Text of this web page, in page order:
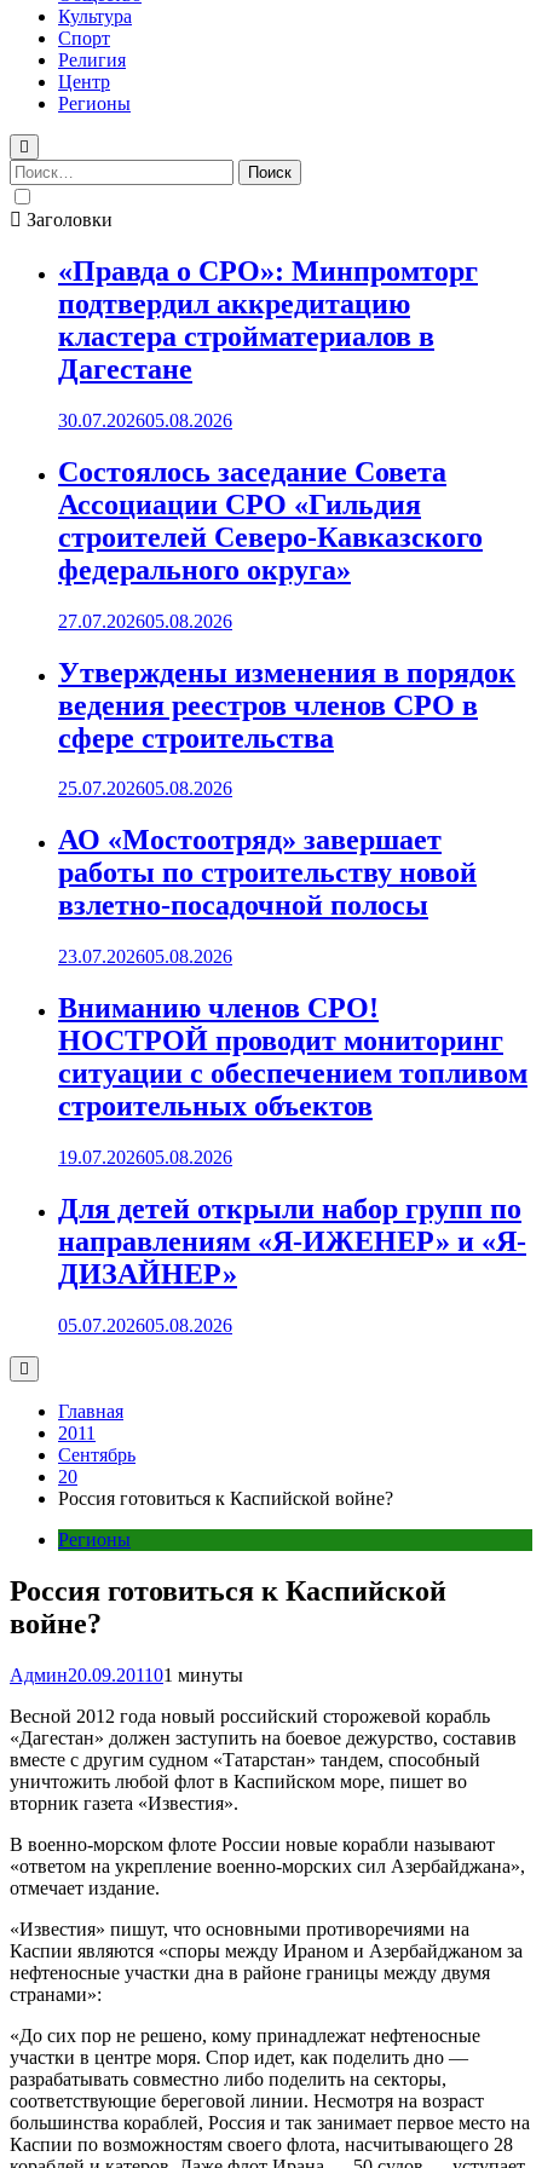
Культура
Спорт
Религия
Центр
Регионы
Найти:
Заголовки
«Правда о СРО»: Минпромторг
подтвердил аккредитацию
кластера стройматериалов в
Дагестане
30.07.202605.08.2026
Состоялось заседание Совета
Ассоциации СРО «Гильдия
строителей Северо-Кавказского
федерального округа»
27.07.202605.08.2026
Утверждены изменения в порядок
ведения реестров членов СРО в
сфере строительства
25.07.202605.08.2026
АО «Мостоотряд» завершает
работы по строительству новой
взлетно-посадочной полосы
23.07.202605.08.2026
Вниманию членов СРО!
НОСТРОЙ проводит мониторинг
ситуации с обеспечением топливом
строительных объектов
19.07.202605.08.2026
Для детей открыли набор групп по
направлениям «Я-ИЖЕНЕР» и «Я-
ДИЗАЙНЕР»
05.07.202605.08.2026
Главная
2011
Сентябрь
20
Россия готовиться к Каспийской войне?
Регионы
Россия готовиться к Каспийской
войне?
Админ20.09.201101 минуты
Весной 2012 года новый российский сторожевой корабль
«Дагестан» должен заступить на боевое дежурство, составив
вместе с другим судном «Татарстан» тандем, способный
уничтожить любой флот в Каспийском море, пишет во
вторник газета «Известия».
В военно-морском флоте России новые корабли называют
«ответом на укрепление военно-морских сил Азербайджана»,
отмечает издание.
«Известия» пишут, что основными противоречиями на
Каспии являются «споры между Ираном и Азербайджаном за
нефтеносные участки дна в районе границы между двумя
странами»:
«До сих пор не решено, кому принадлежат нефтеносные
участки в центре моря. Спор идет, как поделить дно —
разрабатывать совместно либо поделить на секторы,
соответствующие береговой линии. Несмотря на возраст
большинства кораблей, Россия и так занимает первое место на
Каспии по возможностям своего флота, насчитывающего 28